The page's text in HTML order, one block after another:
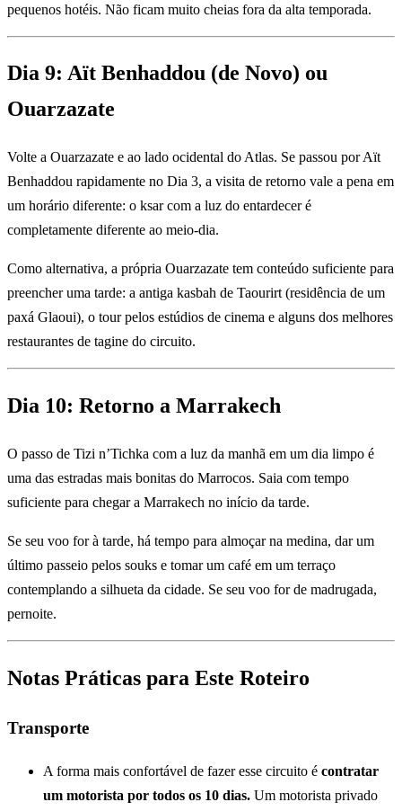
pequenos hotéis. Não ficam muito cheias fora da alta temporada.
Dia 9: Aït Benhaddou (de Novo) ou
Ouarzazate
Volte a Ouarzazate e ao lado ocidental do Atlas. Se passou por Aït
Benhaddou rapidamente no Dia 3, a visita de retorno vale a pena em
um horário diferente: o ksar com a luz do entardecer é
completamente diferente ao meio-dia.
Como alternativa, a própria Ouarzazate tem conteúdo suficiente para
preencher uma tarde: a antiga kasbah de Taourirt (residência de um
paxá Glaoui), o tour pelos estúdios de cinema e alguns dos melhores
restaurantes de tagine do circuito.
Dia 10: Retorno a Marrakech
O passo de Tizi n’Tichka com a luz da manhã em um dia limpo é
uma das estradas mais bonitas do Marrocos. Saia com tempo
suficiente para chegar a Marrakech no início da tarde.
Se seu voo for à tarde, há tempo para almoçar na medina, dar um
último passeio pelos souks e tomar um café em um terraço
contemplando a silhueta da cidade. Se seu voo for de madrugada,
pernoite.
Notas Práticas para Este Roteiro
Transporte
A forma mais confortável de fazer esse circuito é contratar
um motorista por todos os 10 dias. Um motorista privado